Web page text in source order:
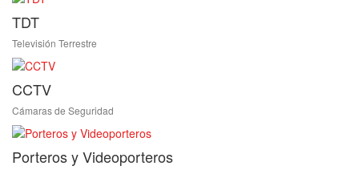
TDT
Televisión Terrestre
CCTV
Cámaras de Seguridad
Porteros y Videoporteros